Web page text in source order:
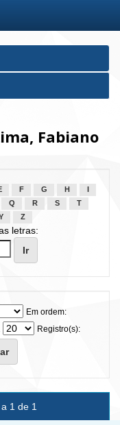
Fabiano
F G H
Q R S
T
Z
letras:
Em ordem:
Registro(s):
1 de 1